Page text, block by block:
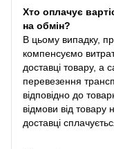
Хто оплачує
на обмін?
В цьому випадку,
компенсуємо
доставці товару, а
перевезення
відповідно до
відмови від товару
доставці